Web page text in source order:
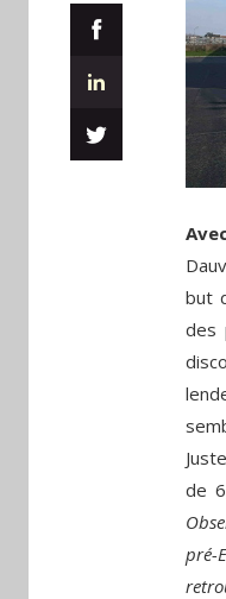
but
des
de
pré-